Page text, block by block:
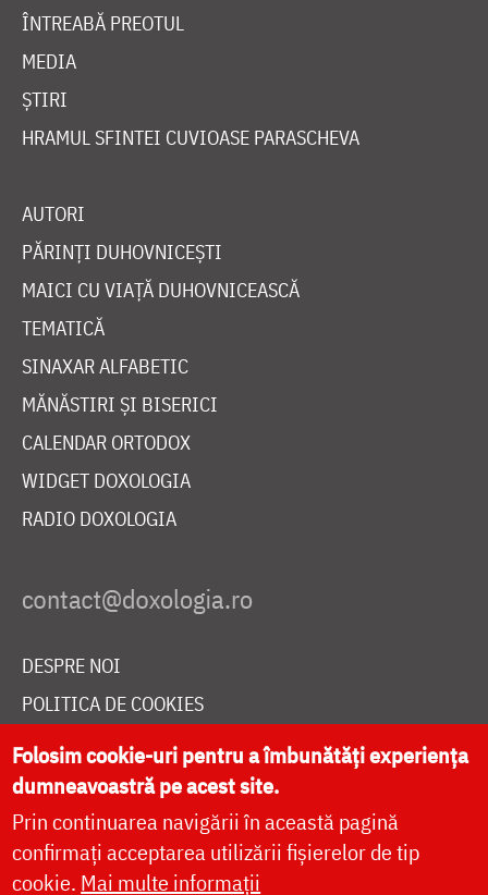
ÎNTREABĂ PREOTUL
MEDIA
ȘTIRI
HRAMUL SFINTEI CUVIOASE PARASCHEVA
AUTORI
PĂRINȚI DUHOVNICEȘTI
MAICI CU VIAȚĂ DUHOVNICEASCĂ
TEMATICĂ
SINAXAR ALFABETIC
MĂNĂSTIRI ȘI BISERICI
CALENDAR ORTODOX
WIDGET DOXOLOGIA
RADIO DOXOLOGIA
DESPRE NOI
POLITICA DE COOKIES
DONEAZĂ ONLINE PENTRU CATEDRALA NAȚIONALĂ
LIVE
Folosim cookie-uri pentru a îmbunătăți experiența
dumneavoastră pe acest site.
Prin continuarea navigării în această pagină
confirmați acceptarea utilizării fișierelor de tip
cookie. Mai multe informații